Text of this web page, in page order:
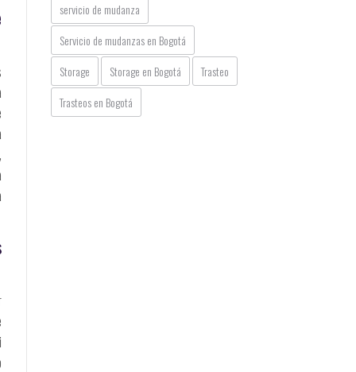
servicio de mudanza
Servicio de mudanzas en Bogotá
Storage
Storage en Bogotá
Trasteo
Trasteos en Bogotá